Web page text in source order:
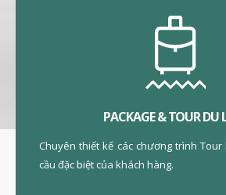
PACKAGE & TOUR DU
Chuyên thiết kế các chương trình
cầu đặc biệt của khách hàng.